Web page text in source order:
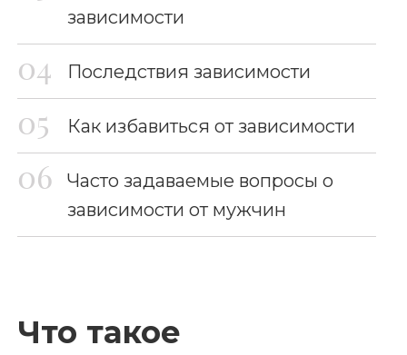
зависимости
Последствия зависимости
Как избавиться от зависимости
Часто задаваемые вопросы о
зависимости от мужчин
Что такое